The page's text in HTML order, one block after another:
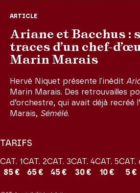
ARTICLE
Ariane et Bacchus :
traces d’un chef-
Marin Marais
Hervé Niquet présente l'inédit
Marin Marais. Des retrouvailles
d’orchestre, qui avait déjà recréé
Marais, Sémélé.
TARIFS
CAT. 1
85 €
CAT. 2
65 €
CAT. 3
45 €
CAT. 4
30 €
CAT. 5
10 €
CAT.
5 €